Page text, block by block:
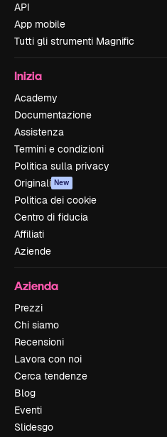
API
App mobile
Tutti gli strumenti Magnific
Inizia
Academy
Documentazione
Assistenza
Termini e condizioni
Politica sulla privacy
Originali New
Politica dei cookie
Centro di fiducia
Affiliati
Aziende
Azienda
Prezzi
Chi siamo
Recensioni
Lavora con noi
Cerca tendenze
Blog
Eventi
Slidesgo